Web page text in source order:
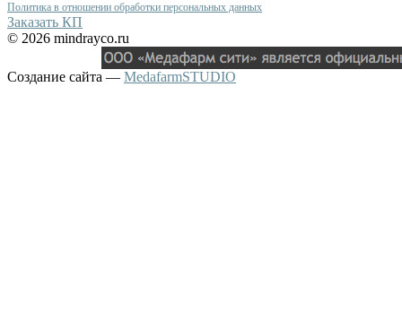
Политика в отношении обработки персональных данных
Заказать КП
© 2026 mindrayco.ru
Создание сайта — MedafarmSTUDIO